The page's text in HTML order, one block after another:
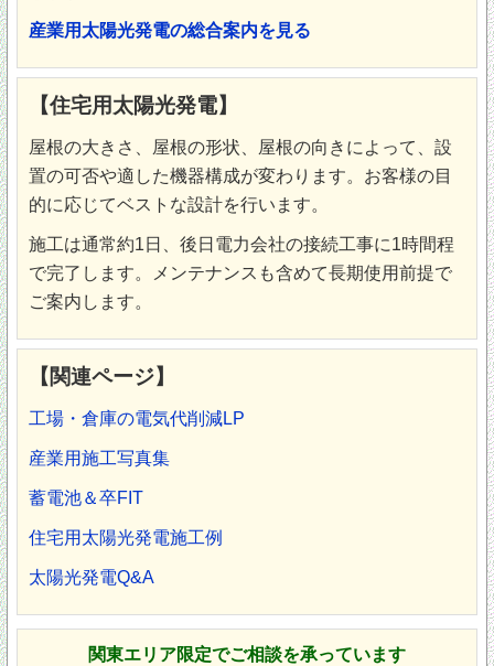
産業用太陽光発電の総合案内を見る
【住宅用太陽光発電】
屋根の大きさ、屋根の形状、屋根の向きによって、設
置の可否や適した機器構成が変わります。お客様の目
的に応じてベストな設計を行います。
施工は通常約1日、後日電力会社の接続工事に1時間程
で完了します。メンテナンスも含めて長期使用前提で
ご案内します。
【関連ページ】
工場・倉庫の電気代削減LP
産業用施工写真集
蓄電池＆卒FIT
住宅用太陽光発電施工例
太陽光発電Q&A
関東エリア限定でご相談を承っています